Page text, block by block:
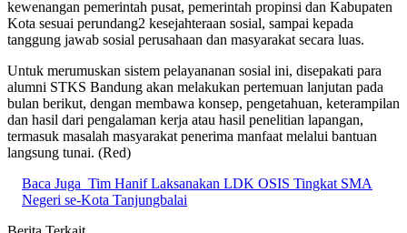
kewenangan pemerintah pusat, pemerintah propinsi dan Kabupaten
Kota sesuai perundang2 kesejahteraan sosial, sampai kepada
tanggung jawab sosial perusahaan dan masyarakat secara luas.
Untuk merumuskan sistem pelayananan sosial ini, disepakati para
alumni STKS Bandung akan melakukan pertemuan lanjutan pada
bulan berikut, dengan membawa konsep, pengetahuan, keterampilan
dan hasil dari pengalaman kerja atau hasil penelitian lapangan,
termasuk masalah masyarakat penerima manfaat melalui bantuan
langsung tunai. (Red)
Baca Juga Tim Hanif Laksanakan LDK OSIS Tingkat SMA
Negeri se-Kota Tanjungbalai